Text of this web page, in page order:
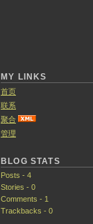
MY LINKS
首页
联系
聚合
管理
BLOG STATS
Posts - 4
Stories - 0
Comments - 1
Trackbacks - 0